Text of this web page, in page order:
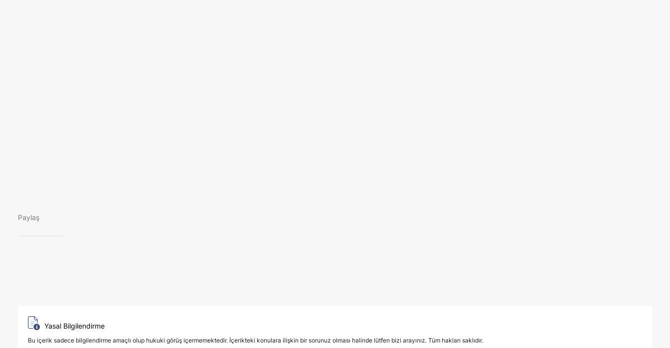
Paylaş
Yasal Bilgilendirme
Bu içerik sadece bilgilendirme amaçlı olup hukuki görüş içermemektedir. İçerikteki konulara ilişkin bir sorunuz olması halinde lütfen bizi arayınız. Tüm hakları saklıdır.